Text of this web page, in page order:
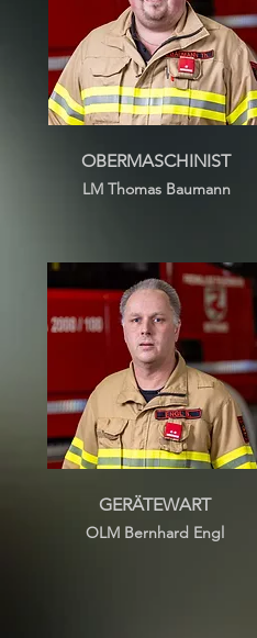
OBERMASCHINIST
LM Thomas Baumann
GERÄTEWART
OLM Bernhard Engl